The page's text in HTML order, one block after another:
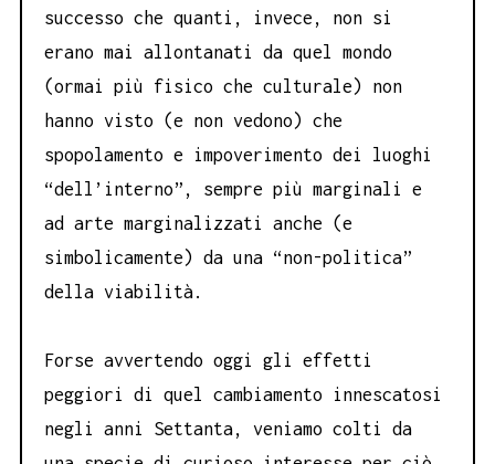
successo che quanti, invece, non si
erano mai allontanati da quel mondo
(ormai più fisico che culturale) non
hanno visto (e non vedono) che
spopolamento e impoverimento dei luoghi
“dell’interno”, sempre più marginali e
ad arte marginalizzati anche (e
simbolicamente) da una “non-politica”
della viabilità.
Forse avvertendo oggi gli effetti
peggiori di quel cambiamento innescatosi
negli anni Settanta, veniamo colti da